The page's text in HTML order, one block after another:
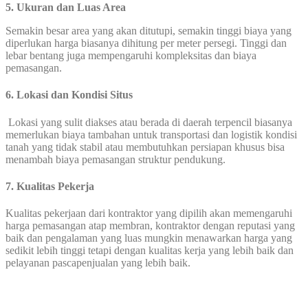
5. Ukuran dan Luas Area
Semakin besar area yang akan ditutupi, semakin tinggi biaya yang
diperlukan harga biasanya dihitung per meter persegi. Tinggi dan
lebar bentang juga mempengaruhi kompleksitas dan biaya
pemasangan.
6. Lokasi dan Kondisi Situs
Lokasi yang sulit diakses atau berada di daerah terpencil biasanya
memerlukan biaya tambahan untuk transportasi dan logistik kondisi
tanah yang tidak stabil atau membutuhkan persiapan khusus bisa
menambah biaya pemasangan struktur pendukung.
7. Kualitas Pekerja
Kualitas pekerjaan dari kontraktor yang dipilih akan memengaruhi
harga pemasangan atap membran, kontraktor dengan reputasi yang
baik dan pengalaman yang luas mungkin menawarkan harga yang
sedikit lebih tinggi tetapi dengan kualitas kerja yang lebih baik dan
pelayanan pascapenjualan yang lebih baik.